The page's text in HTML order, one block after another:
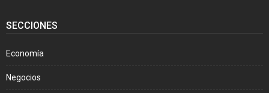
SECCIONES
Economía
Negocios